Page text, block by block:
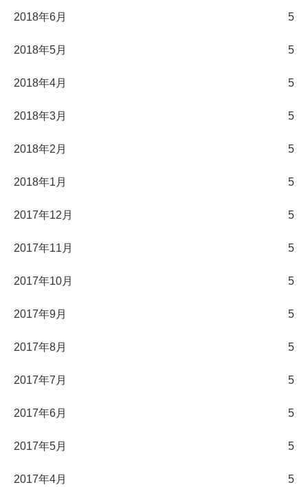
2018年6月 5
2018年5月 5
2018年4月 5
2018年3月 5
2018年2月 5
2018年1月 5
2017年12月 5
2017年11月 5
2017年10月 5
2017年9月 5
2017年8月 5
2017年7月 5
2017年6月 5
2017年5月 5
2017年4月 5